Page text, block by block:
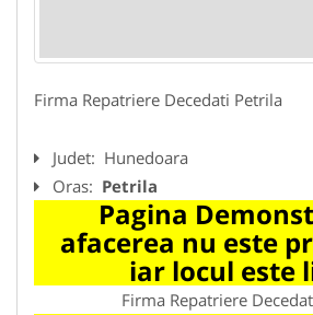
Firma Repatriere Decedati Petrila
Judet: Hunedoara
Oras: Petrila
Pagina
afacerea nu este
iar locul este
Firma Repatriere